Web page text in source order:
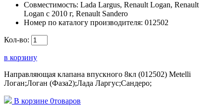
Совместимость: Lada Largus, Renault Logan, Renault
Logan c 2010 г, Renault Sandero
Номер по каталогу производителя: 012502
Кол-во:
в корзину
Направляющая клапана впускного 8кл (012502) Metelli
Логан;Логан (Фаза2);Лада Ларгус;Сандеро;
В корзине 0товаров